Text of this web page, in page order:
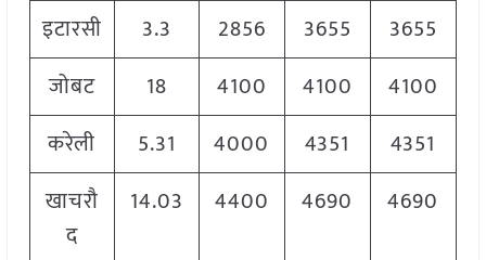
इटारसी 3.3 2856 3655
3655
जोबट
18 4100 4100
4100
करेली
5.31 4000 4351
4351
खाचरौ
द
14.03 4400 4690 4690